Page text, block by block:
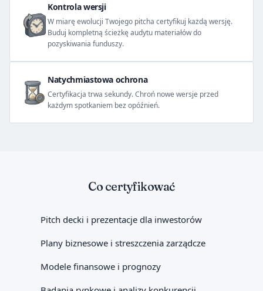
Kontrola wersji
W miarę ewolucji Twojego pitcha certyfikuj każdą wersję.
Buduj kompletną ścieżkę audytu materiałów do
pozyskiwania funduszy.
Natychmiastowa ochrona
Certyfikacja trwa sekundy. Chroń nowe wersje przed
każdym spotkaniem bez opóźnień.
Co certyfikować
Pitch decki i prezentacje dla inwestorów
Plany biznesowe i streszczenia zarządcze
Modele finansowe i prognozy